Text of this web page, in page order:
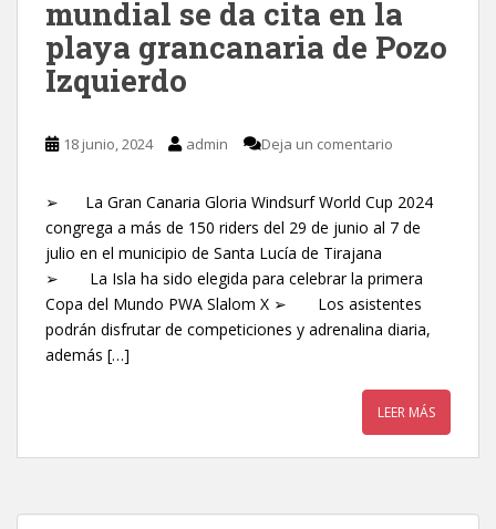
mundial se da cita en la
playa grancanaria de Pozo
Izquierdo
18 junio, 2024 admin Deja un comentario
➢ La Gran Canaria Gloria Windsurf World Cup 2024
congrega a más de 150 riders del 29 de junio al 7 de
julio en el municipio de Santa Lucía de Tirajana
➢ La Isla ha sido elegida para celebrar la primera
Copa del Mundo PWA Slalom X ➢ Los asistentes
podrán disfrutar de competiciones y adrenalina diaria,
además […]
LEER MÁS